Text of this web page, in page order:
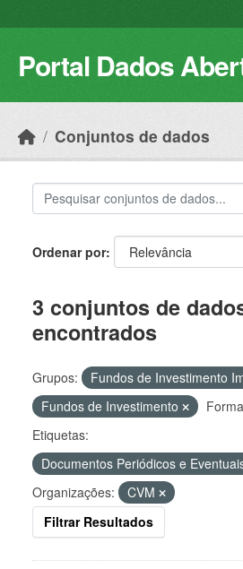
Portal Dados
Conjuntos de dados
Ordenar por
3 conjuntos de
encontrados
Grupos:
Fundos de Investimento
Fundos de Investimento
Etiquetas:
Documentos Periódicos e
Organizações:
CVM
Filtrar Resultados